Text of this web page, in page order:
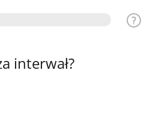
interwał?